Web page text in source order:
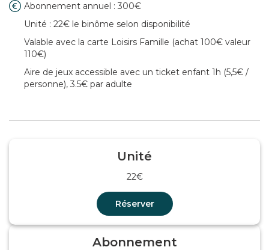
Abonnement annuel : 300€
Unité : 22€ le binôme selon disponibilité
Valable avec la carte Loisirs Famille (achat 100€ valeur
110€)
Aire de jeux accessible avec un ticket enfant 1h (5,5€ /
personne), 3.5€ par adulte
Unité
22€
Réserver
Abonnement